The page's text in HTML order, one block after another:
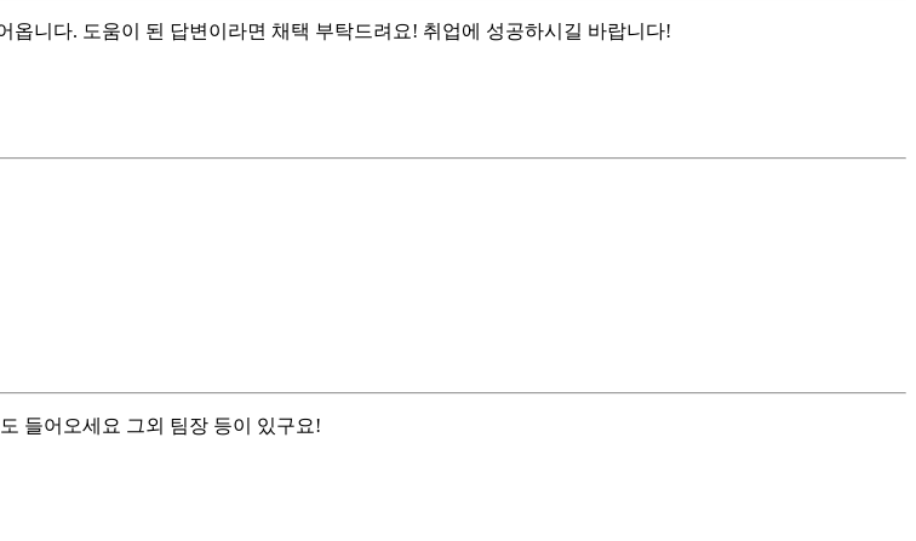
니다. 도움이 된 답변이라면 채택 부탁드려요! 취업에 성공하시길 바랍니다!
들어오세요 그외 팀장 등이 있구요!